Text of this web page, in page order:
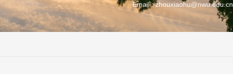
Email :zhouxiaohu@nwu.edu.cn